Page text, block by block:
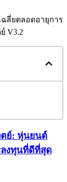
ลี่ยตลอดอายุการ
V3.2
ย์: หุ่นยนต์
งทุนที่ดีที่สุด